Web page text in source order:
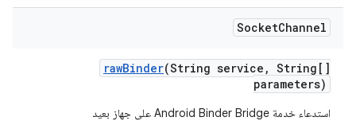
SocketChannel
rawBinder(String service , String[]
parameters)
استدعاء خدمة Android Binder Bridge على جهاز بعيد